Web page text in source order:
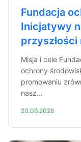
Fundacja
Inicjatywy
Misja i cele
ochrony
promowaniu
nasz...
20.06.2026